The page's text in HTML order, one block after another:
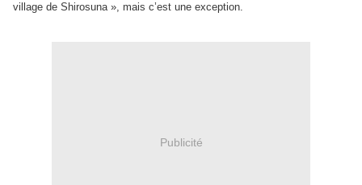
village de Shirosuna », mais c’est une exception.
Publicité